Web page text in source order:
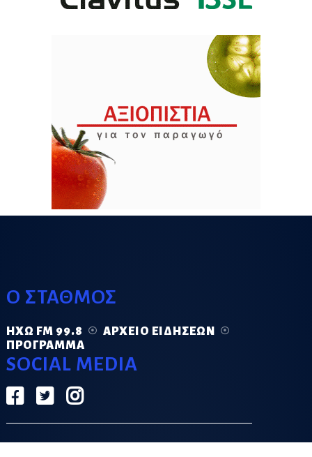
Ο ΣΤΑΘΜΟΣ
ΗΧΏ FM 99.8
ΑΡΧΕΊΟ ΕΙΔΉΣΕΩΝ
ΠΡΌΓΡΑΜΜΑ
SOCIAL MEDIA